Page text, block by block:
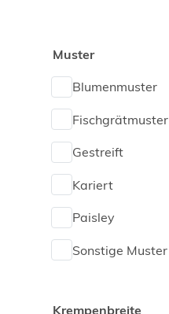
Muster
Blumenmuster
Fischgrätmuster
Gestreift
Kariert
Paisley
Sonstige Muster
Krempenbreite